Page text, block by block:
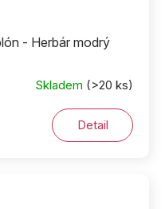
- Herbár modrý
Skladem (>20 ks)
Detail